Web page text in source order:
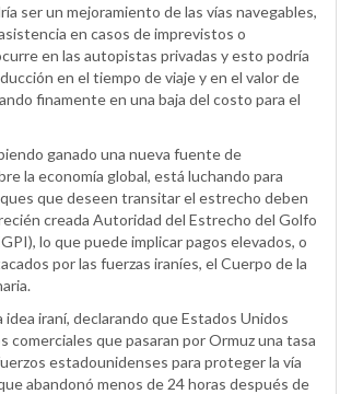
ser un mejoramiento de las vías navegables,
en casos de imprevistos o
en las autopistas privadas y esto podría
en el tiempo de viaje y en el valor de
finamente en una baja del costo para el
ganado una nueva fuente de
la economía global, está luchando para
que deseen transitar el estrecho deben
creada Autoridad del Estrecho del Golfo
lo que puede implicar pagos elevados, o
por las fuerzas iraníes, el Cuerpo de la
iraní, declarando que Estados Unidos
comerciales que pasaran por Ormuz una tasa
estadounidenses para proteger la vía
abandonó menos de 24 horas después de